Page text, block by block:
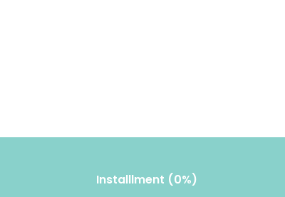
dot, serta sikat silikon kecil untuk lubang sempit
Installlment (0%)